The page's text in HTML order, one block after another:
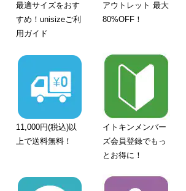
最適サイズをおす
すめ！unisizeご利
用ガイド
アウトレット 最大
80%OFF！
11,000円(税込)以
上で送料無料！
イトキンメンバー
ズ会員登録でもっ
とお得に！